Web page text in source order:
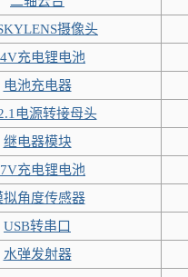
摄像头
充电锂电池
电池充电器
电源转接母头
继电器模块
充电锂电池
拟角度传感器
USB转串口
水弹发射器